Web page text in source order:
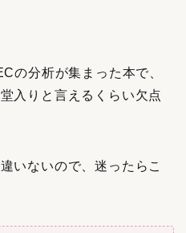
の分析が集まった本で、
入りと言えるくらい欠点
いないので、迷ったらこ